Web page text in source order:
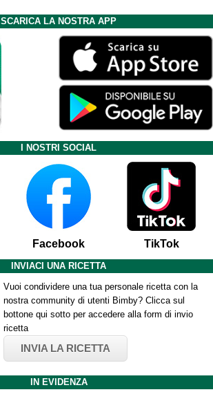
SCARICA LA NOSTRA APP
I NOSTRI SOCIAL
Facebook TikTok
INVIACI UNA RICETTA
Vuoi condividere una tua personale ricetta con la
nostra community di utenti Bimby? Clicca sul
bottone qui sotto per accedere alla form di invio
ricetta
INVIA LA RICETTA
IN EVIDENZA